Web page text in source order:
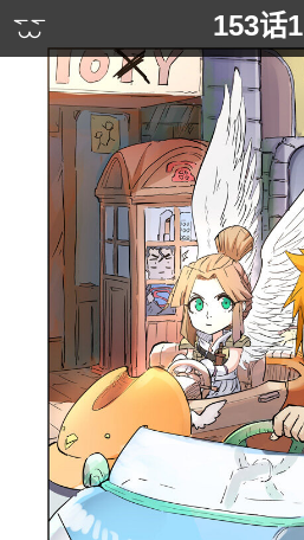
153话1